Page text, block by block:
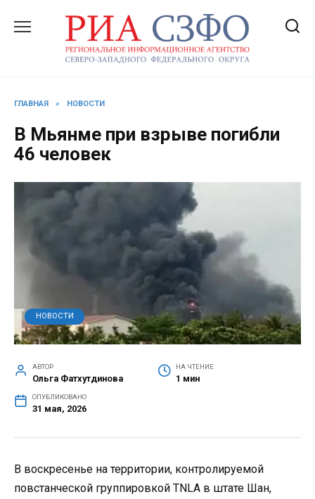
содержанию
ГЛАВНАЯ » НОВОСТИ
В Мьянме при взрыве погибли
46 человек
НОВОСТИ
АВТОР
Ольга Фатхутдинова
НА ЧТЕНИЕ
1 мин
ОПУБЛИКОВАНО
31 мая, 2026
В воскресенье на территории, контролируемой
повстанческой группировкой TNLA в штате Шан,